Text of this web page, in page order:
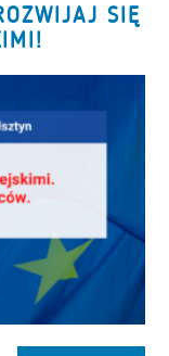
SIĘ